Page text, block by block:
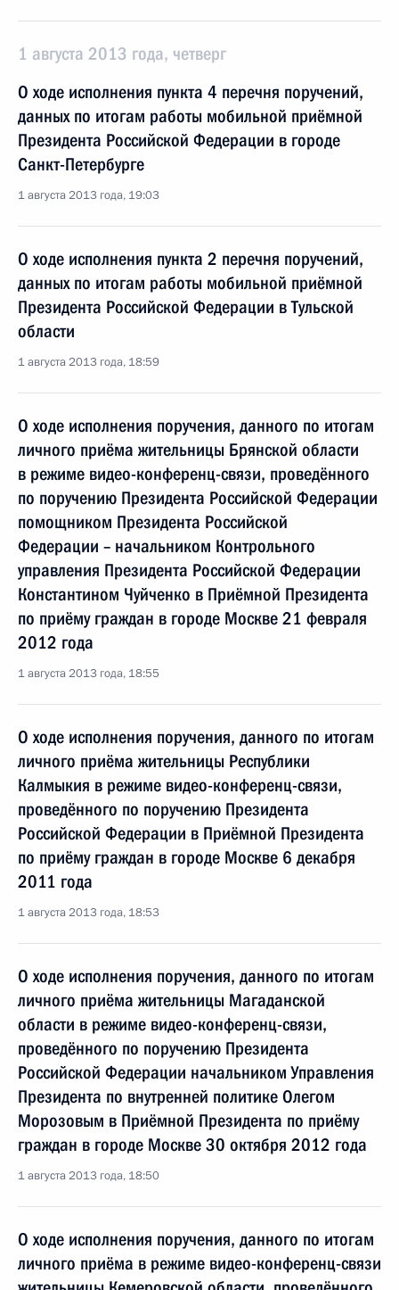
1 августа 2013 года, четверг
О ходе исполнения пункта 4 перечня поручений,
данных по итогам работы мобильной приёмной
Президента Российской Федерации в городе
Санкт-Петербурге
1 августа 2013 года, 19:03
О ходе исполнения пункта 2 перечня поручений,
данных по итогам работы мобильной приёмной
Президента Российской Федерации в Тульской
области
1 августа 2013 года, 18:59
О ходе исполнения поручения, данного по итогам
личного приёма жительницы Брянской области
в режиме видео-конференц-связи, проведённого
по поручению Президента Российской Федерации
помощником Президента Российской
Федерации – начальником Контрольного
управления Президента Российской Федерации
Константином Чуйченко в Приёмной Президента
по приёму граждан в городе Москве 21 февраля
2012 года
1 августа 2013 года, 18:55
О ходе исполнения поручения, данного по итогам
личного приёма жительницы Республики
Калмыкия в режиме видео-конференц-связи,
проведённого по поручению Президента
Российской Федерации в Приёмной Президента
по приёму граждан в городе Москве 6 декабря
2011 года
1 августа 2013 года, 18:53
О ходе исполнения поручения, данного по итогам
личного приёма жительницы Магаданской
области в режиме видео-конференц-связи,
проведённого по поручению Президента
Российской Федерации начальником Управления
Президента по внутренней политике Олегом
Морозовым в Приёмной Президента по приёму
граждан в городе Москве 30 октября 2012 года
1 августа 2013 года, 18:50
О ходе исполнения поручения, данного по итогам
личного приёма в режиме видео-конференц-связи